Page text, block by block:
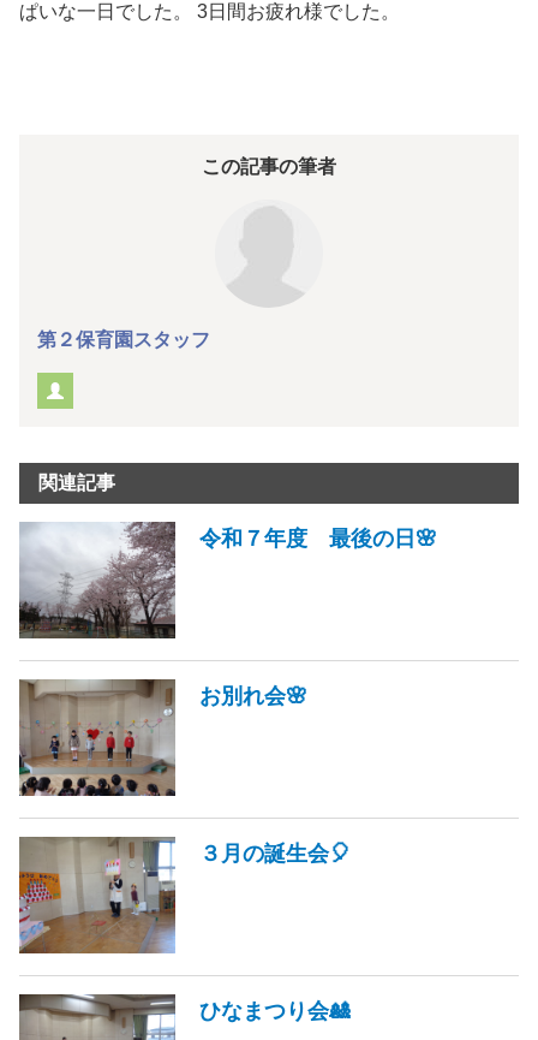
ぱいな一日でした。 3日間お疲れ様でした。
この記事の筆者
第２保育園スタッフ
関連記事
令和７年度 最後の日🌸
お別れ会🌸
３月の誕生会🎈
ひなまつり会🎎